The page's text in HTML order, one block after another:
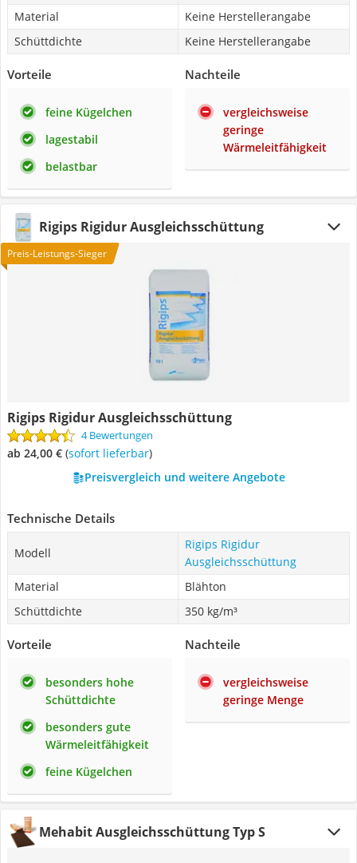
Material
Keine Herstellerangabe
Schüttdichte
Keine Herstellerangabe
Vorteile
feine Kügelchen
lagestabil
belastbar
Nachteile
vergleichsweise
geringe
Wärmeleitfähigkeit
Rigips Rigidur Ausgleichsschüttung
Preis-Leistungs-Sieger
Rigips Rigidur Ausgleichsschüttung
4 Bewertungen
ab 24,00 € ( Sofort lieferbar)
Preisvergleich und weitere Angebote
Technische Details
Modell
Rigips Rigidur
Ausgleichsschüttung
Material
Blähton
Schüttdichte
350 kg/m³
Vorteile
besonders hohe
Schüttdichte
besonders gute
Wärmeleitfähigkeit
feine Kügelchen
Nachteile
vergleichsweise
geringe Menge
Mehabit Ausgleichsschüttung Typ S